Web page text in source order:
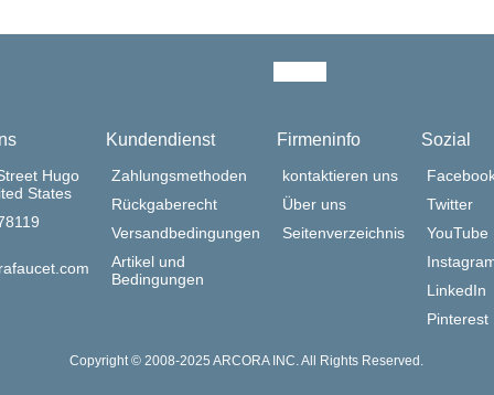
Hugo
States
Kundendienst
Zahlungsmethoden
Rückgaberecht
Versandbedingungen
Artikel und
Bedingungen
Firmeninfo
kontaktieren uns
Über uns
Seitenverzeichnis
Sozial
Twitter
YouTube
LinkedIn
Pinterest
Copyright © 2008-2025 ARCORA INC. All Rights Reserved.